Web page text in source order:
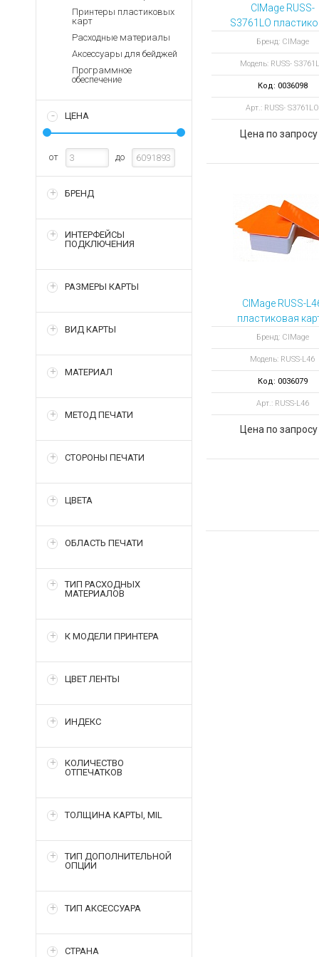
Запасные
части
Терминалы
оплаты
Архивные
Аккумуляторы для
Зарядные устройства
Архивные товары
Принтеры пластиковых
карт
Расходные материалы
Аксессуары для бейджей
Программное
обеспечение
ЦЕНА
от до
БРЕНД
ИНТЕРФЕЙСЫ
ПОДКЛЮЧЕНИЯ
РАЗМЕРЫ КАРТЫ
ВИД КАРТЫ
МАТЕРИАЛ
МЕТОД ПЕЧАТИ
СТОРОНЫ ПЕЧАТИ
ЦВЕТА
ОБЛАСТЬ ПЕЧАТИ
ТИП РАСХОДНЫХ
МАТЕРИАЛОВ
К МОДЕЛИ ПРИНТЕРА
ЦВЕТ ЛЕНТЫ
ИНДЕКС
КОЛИЧЕСТВО
ОТПЕЧАТКОВ
ТОЛЩИНА КАРТЫ, MIL
ТИП ДОПОЛНИТЕЛЬНОЙ
ОПЦИИ
ТИП АКСЕССУАРА
СТРАНА
CIMage RUSS-
S3761LO
карта с
полосой
Бренд: CIMage
Модель: RUSS-
Код: 0036098
Арт.: RUSS- S3761LO
Цена по запросу
CIMage RUSS-
пластиковая
цвет ярко-
Бренд: CIMage
Модель: RUSS-L46
Код: 0036079
Арт.: RUSS-L46
Цена по запросу